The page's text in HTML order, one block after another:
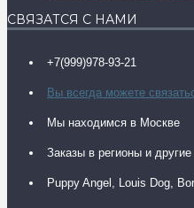
СВЯЗАТСЯ С НАМИ
+7(999)978-93-21
Вы всегда можете
Мы находимся в Москве
Заказы в регионы и
Puppy Angel, Louis Dog,